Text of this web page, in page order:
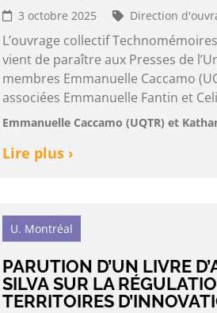
3 octobre 2025 Direction
L’ouvrage collectif
vient de paraître aux Presses de
membres Emmanuelle Caccamo
associées Emmanuelle Fantin et
Emmanuelle Caccamo (UQTR) et
Lire plus ›
U. Montréal
PARUTION D’UN LIVRE
SILVA SUR LA
TERRITOIRES